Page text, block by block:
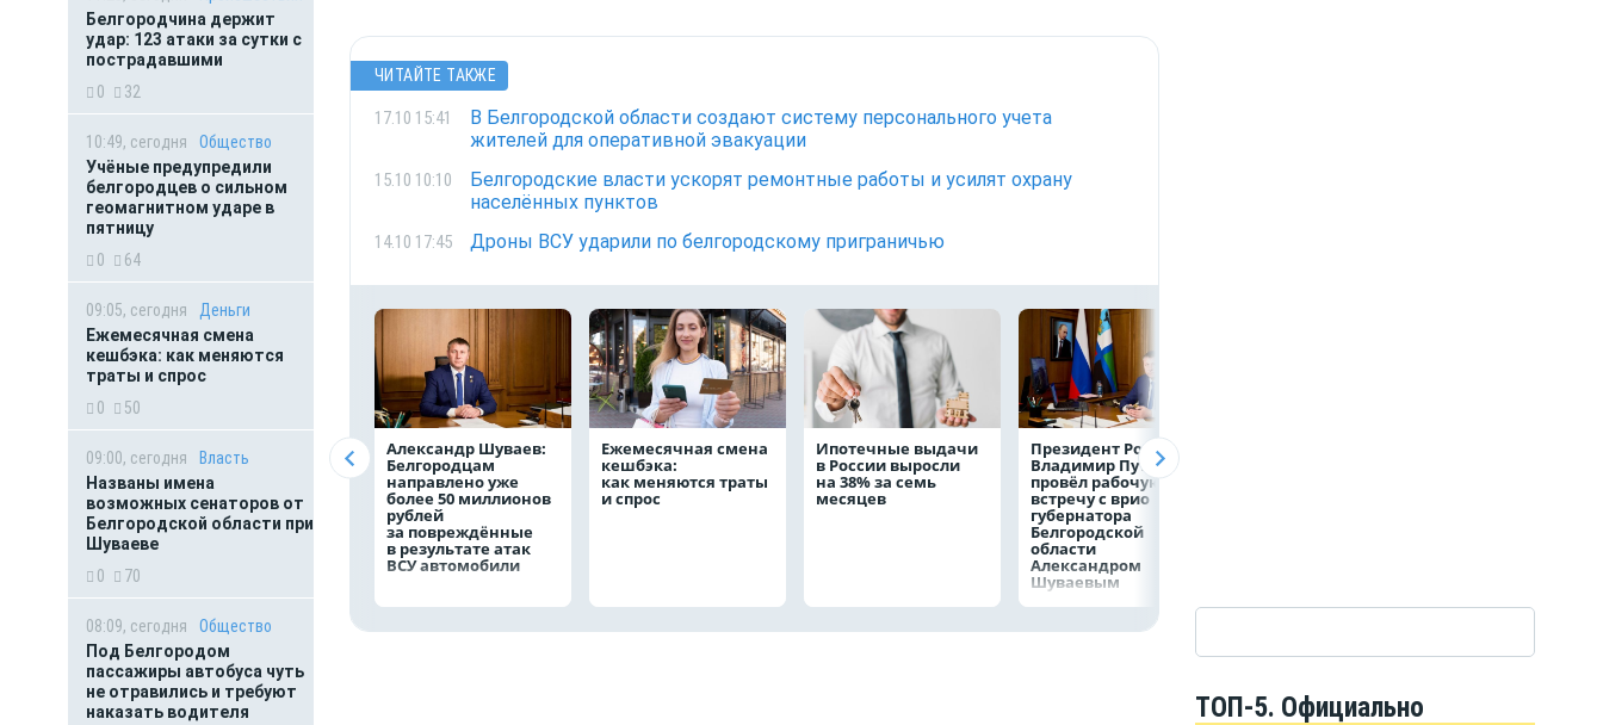
Белгородчина держит
удар: 123 атаки за сутки с
пострадавшими
0
32
10:49, сегодня
Общество
Учёные предупредили
белгородцев о сильном
геомагнитном ударе в
пятницу
0
64
09:05, сегодня
Деньги
Ежемесячная смена
кешбэка: как меняются
траты и спрос
0
50
09:00, сегодня
Власть
Названы имена
возможных сенаторов от
Белгородской области при
Шуваеве
0
70
08:09, сегодня
Общество
Под Белгородом
пассажиры автобуса чуть
не отравились и требуют
наказать водителя
ЧИТАЙТЕ ТАКЖЕ
17.10 15:41
В Белгородской области создают систему персонального учета
жителей для оперативной эвакуации
15.10 10:10
Белгородские власти ускорят ремонтные работы и усилят охрану
населённых пунктов
14.10 17:45 Дроны ВСУ ударили по белгородскому приграничью
Александр Шуваев:
Белгородцам
направлено уже
более 50 миллионов
рублей
за повреждённые
в результате атак
ВСУ автомобили
Ежемесячная смена
кешбэка:
как меняются траты
и спрос
Ипотечные выдачи
в России выросли
на 38% за семь
месяцев
Президент России
Владимир Путин
провёл рабочую
встречу с врио
губернатора
Белгородской
области
Александром
Шуваевым
ТОП-5. Официально